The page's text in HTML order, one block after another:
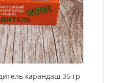
карандаш 35 гр